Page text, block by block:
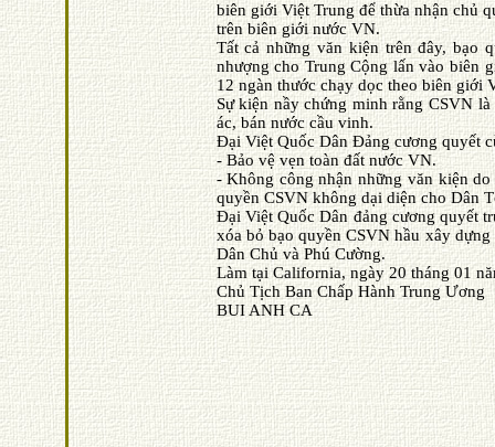
biên giới Việt Trung để thừa nhận chủ
trên biên giới nước VN.
Tất cả những văn kiện trên đây, bạo
nhượng cho Trung Cộng lấn vào biên
12 ngàn thước chạy dọc theo biên giới
Sự kiện nầy chứng minh rằng CSVN
ác, bán nước cầu vinh.
Ðại Việt Quốc Dân Ðảng cương quyết
- Bảo vệ vẹn toàn đất nước VN.
- Không công nhận những văn kiện
quyền CSVN không dại diện cho Dân
Ðại Việt Quốc Dân đảng cương quyết
xóa bỏ bạo quyền CSVN hầu xây
Dân Chủ và Phú Cường.
Làm tại California, ngày 20 tháng 01
Chủ Tịch Ban Chấp Hành Trung Ương
BUI ANH CA